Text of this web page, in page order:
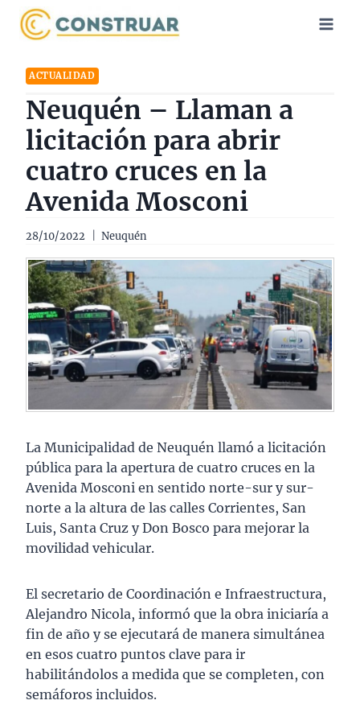
Saltar
ACTUALIDAD
Neuquén – Llaman a
licitación para abrir
cuatro cruces en la
Avenida Mosconi
28/10/2022 Neuquén
La Municipalidad de Neuquén llamó a licitación
pública para la apertura de cuatro cruces en la
Avenida Mosconi en sentido norte-sur y sur-
norte a la altura de las calles Corrientes, San
Luis, Santa Cruz y Don Bosco para mejorar la
movilidad vehicular.
El secretario de Coordinación e Infraestructura,
Alejandro Nicola, informó que la obra iniciaría a
fin de año y se ejecutará de manera simultánea
en esos cuatro puntos clave para ir
habilitándolos a medida que se completen, con
semáforos incluidos.